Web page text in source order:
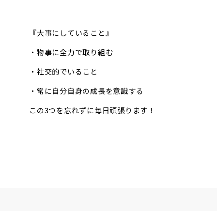
『大事にしていること』
・物事に全力で取り組む
・社交的でいること
・常に自分自身の成長を意識する
この3つを忘れずに毎日頑張ります！